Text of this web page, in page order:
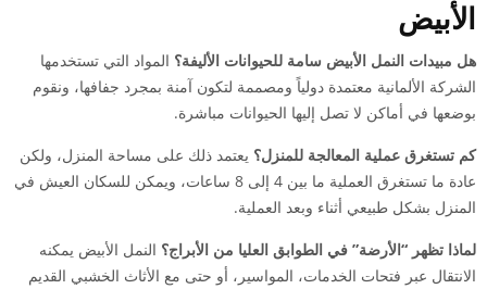
الأبيض
هل مبيدات النمل الأبيض سامة للحيوانات الأليفة؟ المواد التي تستخدمها
الشركة الألمانية معتمدة دولياً ومصممة لتكون آمنة بمجرد جفافها، ونقوم
بوضعها في أماكن لا تصل إليها الحيوانات مباشرة.
كم تستغرق عملية المعالجة للمنزل؟ يعتمد ذلك على مساحة المنزل، ولكن
عادة ما تستغرق العملية ما بين 4 إلى 8 ساعات، ويمكن للسكان العيش في
المنزل بشكل طبيعي أثناء وبعد العملية.
لماذا تظهر “الأرضة” في الطوابق العليا من الأبراج؟ النمل الأبيض يمكنه
الانتقال عبر فتحات الخدمات، المواسير، أو حتى مع الأثاث الخشبي القديم